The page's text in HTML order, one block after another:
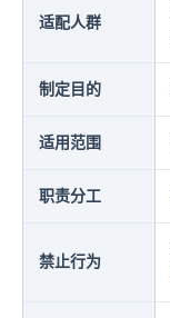
适配人群
制定目的
适用范围
职责分工
禁止行为